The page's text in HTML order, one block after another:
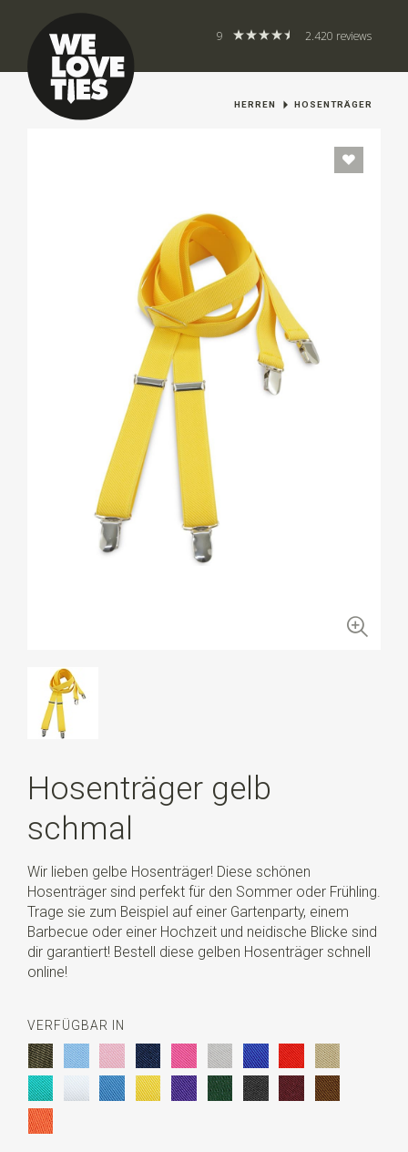
9 2.420 reviews
HERREN HOSENTRÄGER
Hosenträger gelb
schmal
Wir lieben gelbe Hosenträger! Diese schönen
Hosenträger sind perfekt für den Sommer oder Frühling.
Trage sie zum Beispiel auf einer Gartenparty, einem
Barbecue oder einer Hochzeit und neidische Blicke sind
dir garantiert! Bestell diese gelben Hosenträger schnell
online!
VERFÜGBAR IN